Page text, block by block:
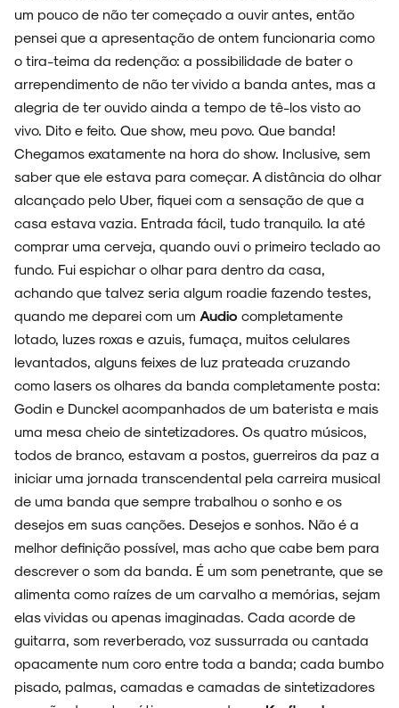
FAIXA A FAIXA
NOVIDADES
NOIZE RECORD CLUB
SOBRE
um pouco de não ter começado a ouvir antes, então
pensei que a apresentação de ontem funcionaria como
o tira-teima da redenção: a possibilidade de bater o
arrependimento de não ter vivido a banda antes, mas a
alegria de ter ouvido ainda a tempo de tê-los visto ao
vivo. Dito e feito. Que show, meu povo. Que banda!
Chegamos exatamente na hora do show. Inclusive, sem
saber que ele estava para começar. A distância do olhar
alcançado pelo Uber, fiquei com a sensação de que a
casa estava vazia. Entrada fácil, tudo tranquilo. Ia até
comprar uma cerveja, quando ouvi o primeiro teclado ao
fundo. Fui espichar o olhar para dentro da casa,
achando que talvez seria algum roadie fazendo testes,
quando me deparei com um Audio completamente
lotado, luzes roxas e azuis, fumaça, muitos celulares
levantados, alguns feixes de luz prateada cruzando
como lasers os olhares da banda completamente posta:
Godin e Dunckel acompanhados de um baterista e mais
uma mesa cheio de sintetizadores. Os quatro músicos,
todos de branco, estavam a postos, guerreiros da paz a
iniciar uma jornada transcendental pela carreira musical
de uma banda que sempre trabalhou o sonho e os
desejos em suas canções. Desejos e sonhos. Não é a
melhor definição possível, mas acho que cabe bem para
descrever o som da banda. É um som penetrante, que se
alimenta como raízes de um carvalho a memórias, sejam
elas vividas ou apenas imaginadas. Cada acorde de
guitarra, som reverberado, voz sussurrada ou cantada
opacamente num coro entre toda a banda; cada bumbo
pisado, palmas, camadas e camadas de sintetizadores